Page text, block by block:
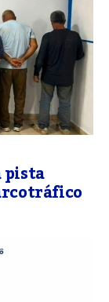
pista